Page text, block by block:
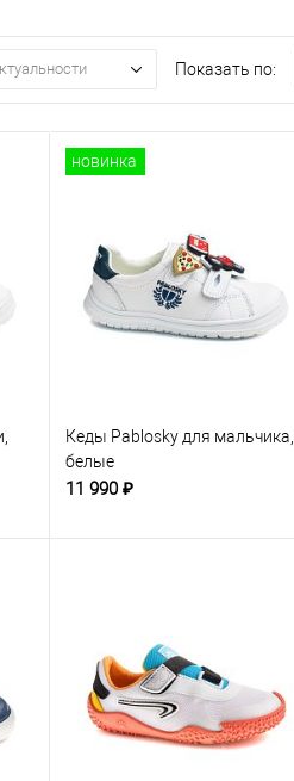
Показать по:
новинка
Кеды Pablosky для мальчика,
белые
11 990 ₽